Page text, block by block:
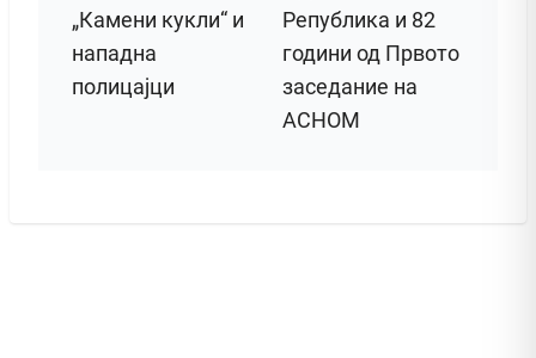
„Камени кукли“ и
нападна
полицајци
Република и 82
години од Првото
заседание на
АСНОМ